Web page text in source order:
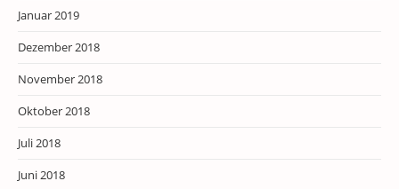
Januar 2019
Dezember 2018
November 2018
Oktober 2018
Juli 2018
Juni 2018